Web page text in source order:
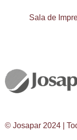
Sala de
© Josapar 2024 |